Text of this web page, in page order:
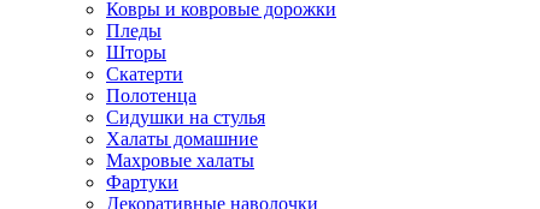
Ковры и ковровые дорожки
Пледы
Шторы
Скатерти
Полотенца
Сидушки на стулья
Халаты домашние
Махровые халаты
Фартуки
Декоративные наволочки